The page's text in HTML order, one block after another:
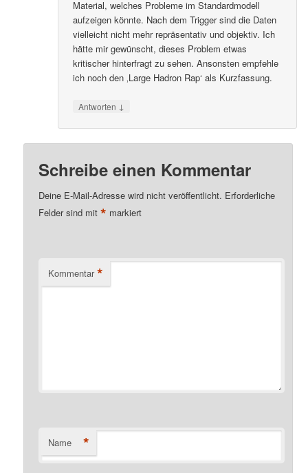
Material, welches Probleme im Standardmodell
aufzeigen könnte. Nach dem Trigger sind die Daten
vielleicht nicht mehr repräsentativ und objektiv. Ich
hätte mir gewünscht, dieses Problem etwas
kritischer hinterfragt zu sehen. Ansonsten empfehle
ich noch den ‚Large Hadron Rap‘ als Kurzfassung.
Antworten ↓
Schreibe einen Kommentar
Deine E-Mail-Adresse wird nicht veröffentlicht. Erforderliche
Felder sind mit* markiert
Kommentar *
Name *